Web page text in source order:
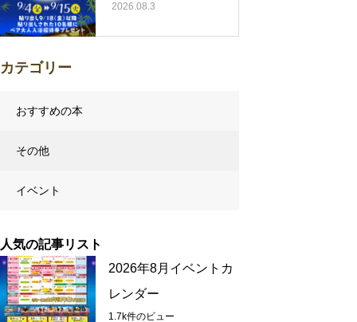
2026.08.3
カテゴリー
おすすめの本
その他
イベント
人気の記事リスト
2026年8月イベントカ
レンダー
1.7k件のビュー